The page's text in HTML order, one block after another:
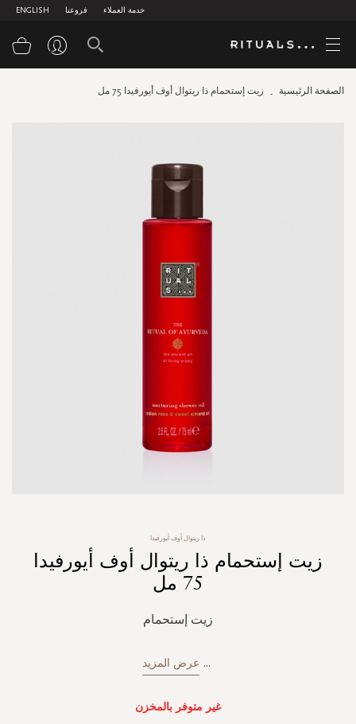
ENGLISH فروعنا خدمة العملاء
الصفحة الرئيسية زيت إستحمام ذا ريتوال أوف أيورفيدا 75 مل
beginning
ذا ريتوال أوف أيورفيدا
زيت إستحمام ذا ريتوال أوف أيورفيدا
75 مل
زيت إستحمام
... عرض المزيد
غير متوفر بالمخزن